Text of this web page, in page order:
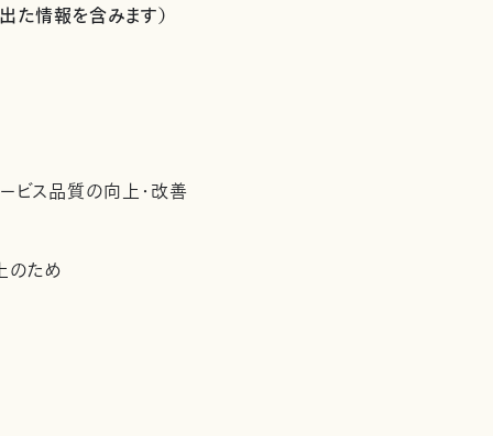
情報を含みます）
ビス品質の向上・改善
のため